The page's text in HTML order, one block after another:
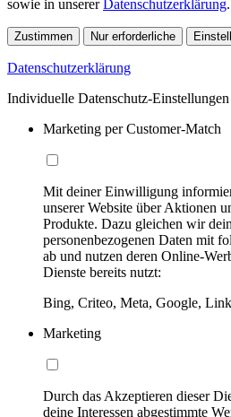
sowie in unserer Datenschutzerklärung.
Zustimmen Nur erforderliche
Datenschutzerklärung
Individuelle Datenschutz-Einstellungen
Marketing per Customer-Match
Mit deiner Einwilligung
unserer Website über Aktionen
Produkte. Dazu gleichen wir
personenbezogenen Daten mit
ab und nutzen deren Online-
Dienste bereits nutzt:
Bing, Criteo, Meta, Google,
Marketing
Durch das Akzeptieren dieser
deine Interessen abgestimmte